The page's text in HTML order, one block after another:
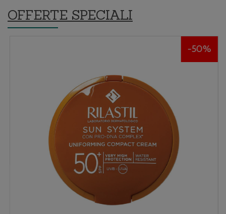
OFFERTE SPECIALI
50%